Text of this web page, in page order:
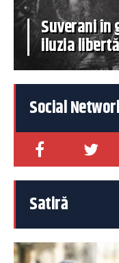
Suverani în
iluzia
Social
Satiră